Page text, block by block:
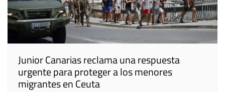
Junior Canarias reclama una respuesta
urgente para proteger a los menores
migrantes en Ceuta